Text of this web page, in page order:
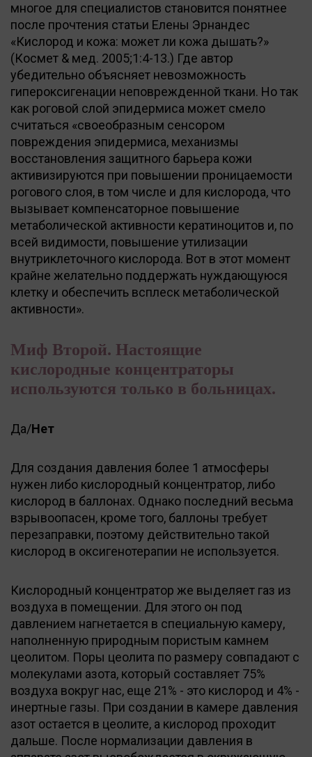
многое для специалистов становится понятнее
после прочтения статьи Елены Эрнандес
«Кислород и кожа: может ли кожа дышать?»
(Космет & мед. 2005;1:4-13.) Где автор
убедительно объясняет невозможность
гипероксигенации неповрежденной ткани. Но так
как роговой слой эпидермиса может смело
считаться «своеобразным сенсором
повреждения эпидермиса, механизмы
восстановления защитного барьера кожи
активизируются при повышении проницаемости
рогового слоя, в том числе и для кислорода, что
вызывает компенсаторное повышение
метаболической активности кератиноцитов и, по
всей видимости, повышение утилизации
внутриклеточного кислорода. Вот в этот момент
крайне желательно поддержать нуждающуюся
клетку и обеспечить всплеск метаболической
активности».
Миф Второй. Настоящие
кислородные концентраторы
используются только в больницах.
Да/Нет
Для создания давления более 1 атмосферы
нужен либо кислородный концентратор, либо
кислород в баллонах. Однако последний весьма
взрывоопасен, кроме того, баллоны требует
перезаправки, поэтому действительно такой
кислород в оксигенотерапии не используется.
Кислородный концентратор же выделяет газ из
воздуха в помещении. Для этого он под
давлением нагнетается в специальную камеру,
наполненную природным пористым камнем
цеолитом. Поры цеолита по размеру совпадают с
молекулами азота, который составляет 75%
воздуха вокруг нас, еще 21% - это кислород и 4% -
инертные газы. При создании в камере давления
азот остается в цеолите, а кислород проходит
дальше. После нормализации давления в